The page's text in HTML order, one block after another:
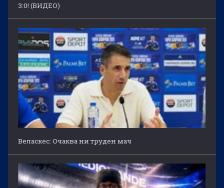
3:0! (ВИДЕО)
Веласкес: Очаква ни труден мач